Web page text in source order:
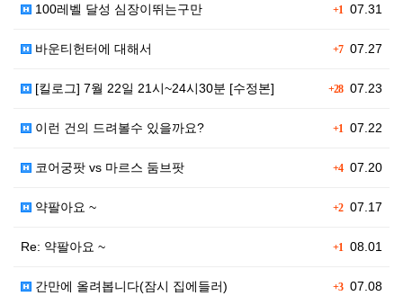
+1 07.31
100레벨 달성 심장이뛰는구만
+707.27
바운티헌터에 대해서
+2807.23
[킬로그] 7월 22일 21시~24시30분 [수정본]
+1 07.22
이런 건의 드려볼수 있을까요?
+407.20
코어궁팟 vs 마르스 둠브팟
+207.17
약팔아요 ~
+1 08.01
Re: 약팔아요 ~
+307.08
간만에 올려봅니다(잠시 집에들러)